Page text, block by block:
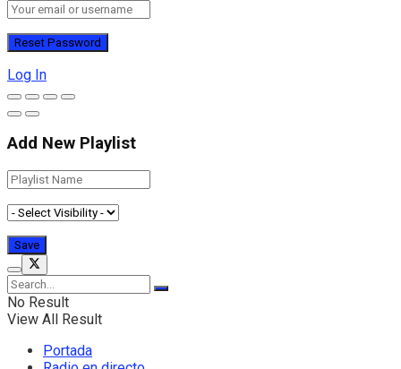
Log In
Add New Playlist
No Result
View All Result
Portada